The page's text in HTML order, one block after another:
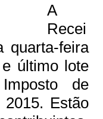
A
Recei
quarta-feira
último lote
de
Estão